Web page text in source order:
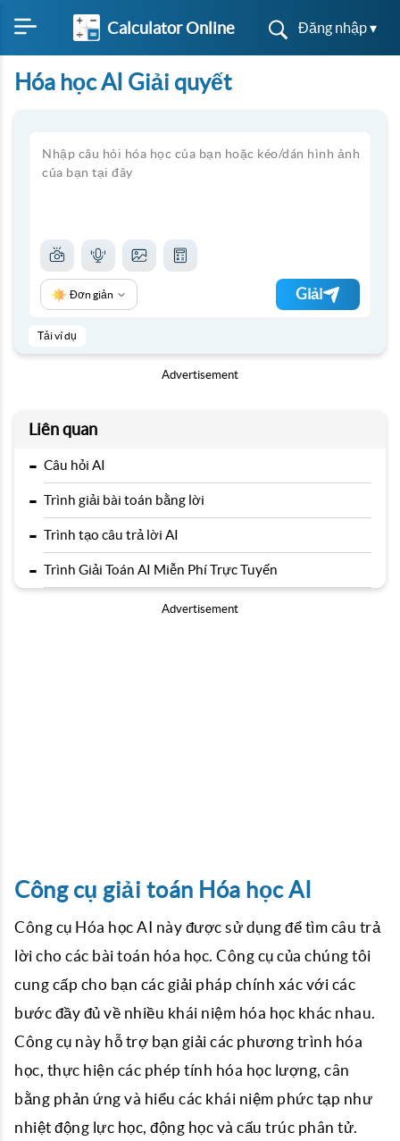
Calculator Online Đăng nhập ▾
Hóa học AI Giải quyết
Đơn giản Giải
Tải ví dụ
Advertisement
Liên quan
- Câu hỏi AI
- Trình giải bài toán bằng lời
- Trình tạo câu trả lời AI
- Trình Giải Toán AI Miễn Phí Trực Tuyến
Advertisement
Công cụ giải toán Hóa học AI
Công cụ Hóa học AI này được sử dụng để tìm câu trả
lời cho các bài toán hóa học. Công cụ của chúng tôi
cung cấp cho bạn các giải pháp chính xác với các
bước đầy đủ về nhiều khái niệm hóa học khác nhau.
Công cụ này hỗ trợ bạn giải các phương trình hóa
học, thực hiện các phép tính hóa học lượng, cân
bằng phản ứng và hiểu các khái niệm phức tạp như
nhiệt động lực học, động học và cấu trúc phân tử.